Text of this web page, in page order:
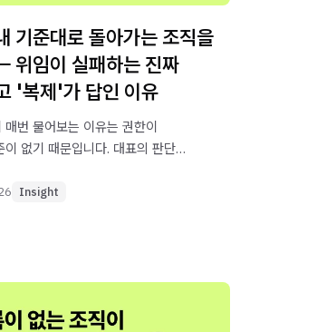
기준대로 돌아가는 조직을
위임이 실패하는 진짜
'복제'가 답인 이유
번 물어보는 이유는 권한이
이 없기 때문입니다. 대표의 판단
를 실제 사례로 정리했습니다.
Insight